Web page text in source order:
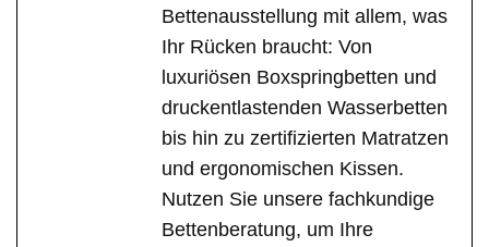
Bettenausstellung mit allem, was
Ihr Rücken braucht: Von
luxuriösen Boxspringbetten und
druckentlastenden Wasserbetten
bis hin zu zertifizierten Matratzen
und ergonomischen Kissen.
Nutzen Sie unsere fachkundige
Bettenberatung, um Ihre